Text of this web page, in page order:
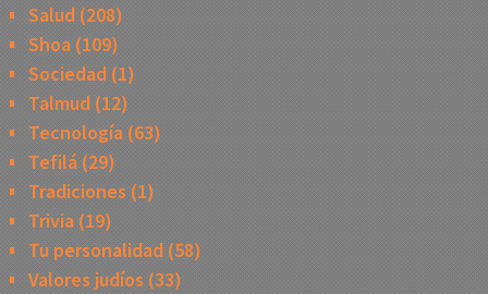
Salud (208)
Shoa(109)
Sociedad(1)
Talmud (12)
Tecnología(63)
Tefilá(29)
Tradiciones (1)
Trivia(19)
Tu personalidad(58)
Valores judíos (33)